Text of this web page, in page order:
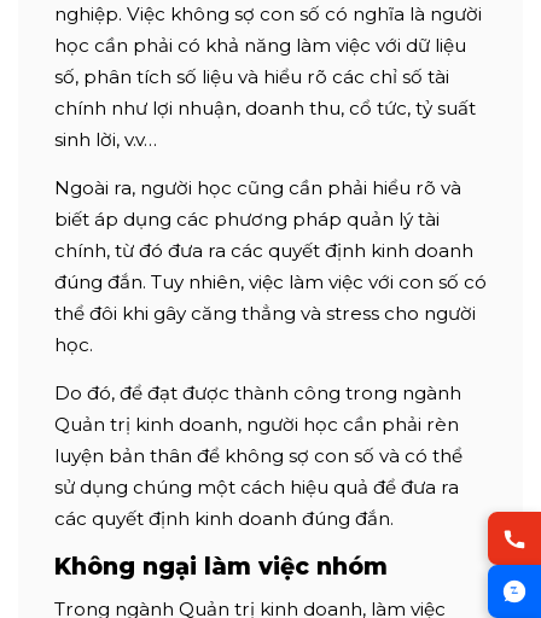
nghiệp. Việc không sợ con số có nghĩa là người
học cần phải có khả năng làm việc với dữ liệu
số, phân tích số liệu và hiểu rõ các chỉ số tài
chính như lợi nhuận, doanh thu, cổ tức, tỷ suất
sinh lời, v.v…
Ngoài ra, người học cũng cần phải hiểu rõ và
biết áp dụng các phương pháp quản lý tài
chính, từ đó đưa ra các quyết định kinh doanh
đúng đắn. Tuy nhiên, việc làm việc với con số có
thể đôi khi gây căng thẳng và stress cho người
học.
Do đó, để đạt được thành công trong ngành
Quản trị kinh doanh, người học cần phải rèn
luyện bản thân để không sợ con số và có thể
sử dụng chúng một cách hiệu quả để đưa ra
các quyết định kinh doanh đúng đắn.
Không ngại làm việc nhóm
Trong ngành Quản trị kinh doanh, làm việc